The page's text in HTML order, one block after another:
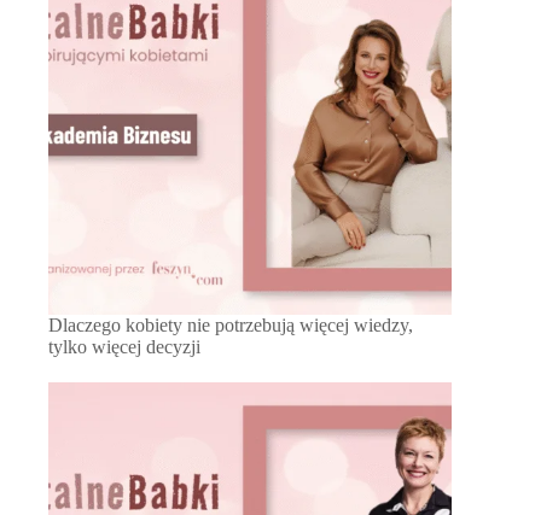
Dlaczego kobiety nie potrzebują więcej wiedzy,
tylko więcej decyzji